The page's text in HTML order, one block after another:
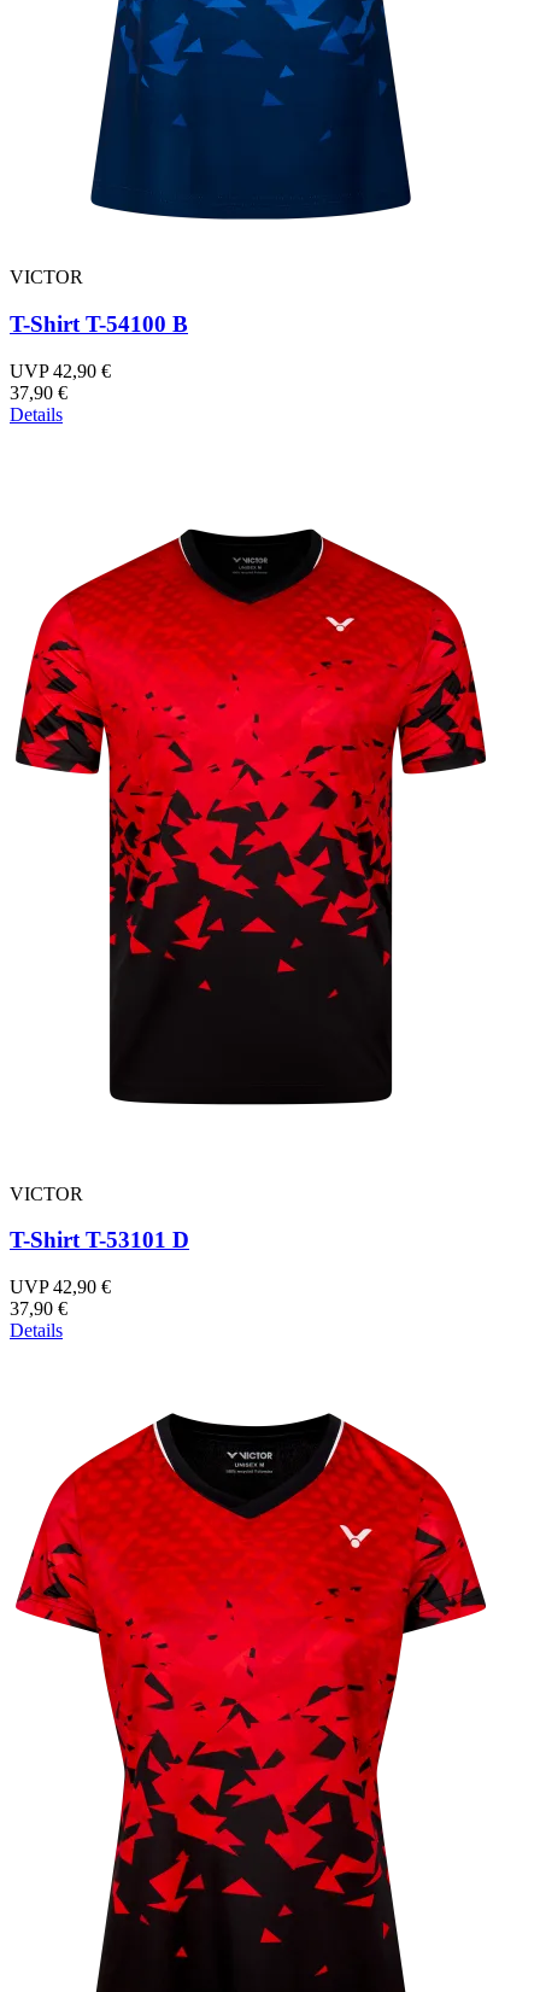
VICTOR
T-Shirt T-54100 B
UVP 42,90 €
37,90 €
Details
VICTOR
T-Shirt T-53101 D
UVP 42,90 €
37,90 €
Details